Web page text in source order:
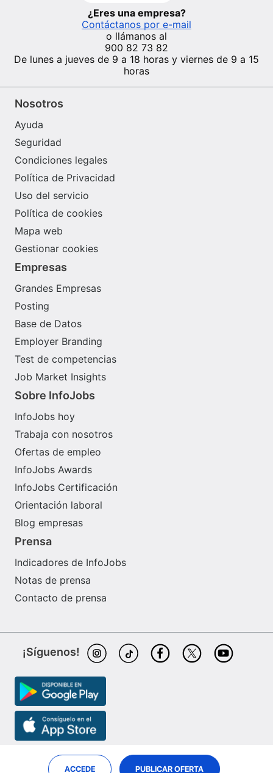
ACCEDE PUBLICAR OFERTA
¿Eres una empresa?
Contáctanos por e-mail
o llámanos al
900 82 73 82
De lunes a jueves de 9 a 18 horas y viernes de 9 a 15
horas
Nosotros
Ayuda
Seguridad
Condiciones legales
Política de Privacidad
Uso del servicio
Política de cookies
Mapa web
Gestionar cookies
Empresas
Grandes Empresas
Posting
Base de Datos
Employer Branding
Test de competencias
Job Market Insights
Sobre InfoJobs
InfoJobs hoy
Trabaja con nosotros
Ofertas de empleo
InfoJobs Awards
InfoJobs Certificación
Orientación laboral
Blog empresas
Prensa
Indicadores de InfoJobs
Notas de prensa
Contacto de prensa
¡Síguenos!
InfoJobs es partner de ePreselec